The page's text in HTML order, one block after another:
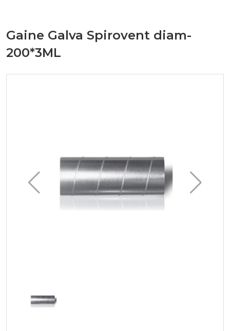
Gaine Galva Spirovent diam-
200*3ML